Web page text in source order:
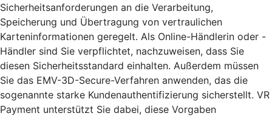
Sicherheitsanforderungen an die Verarbeitung,
Speicherung und Übertragung von vertraulichen
Karteninformationen geregelt. Als Online-Händlerin oder -
Händler sind Sie verpflichtet, nachzuweisen, dass Sie
diesen Sicherheitsstandard einhalten. Außerdem müssen
Sie das EMV-3D-Secure-Verfahren anwenden, das die
sogenannte starke Kundenauthentifizierung sicherstellt. VR
Payment unterstützt Sie dabei, diese Vorgaben